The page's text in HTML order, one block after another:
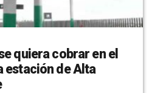
quiera cobrar en el
estación de Alta